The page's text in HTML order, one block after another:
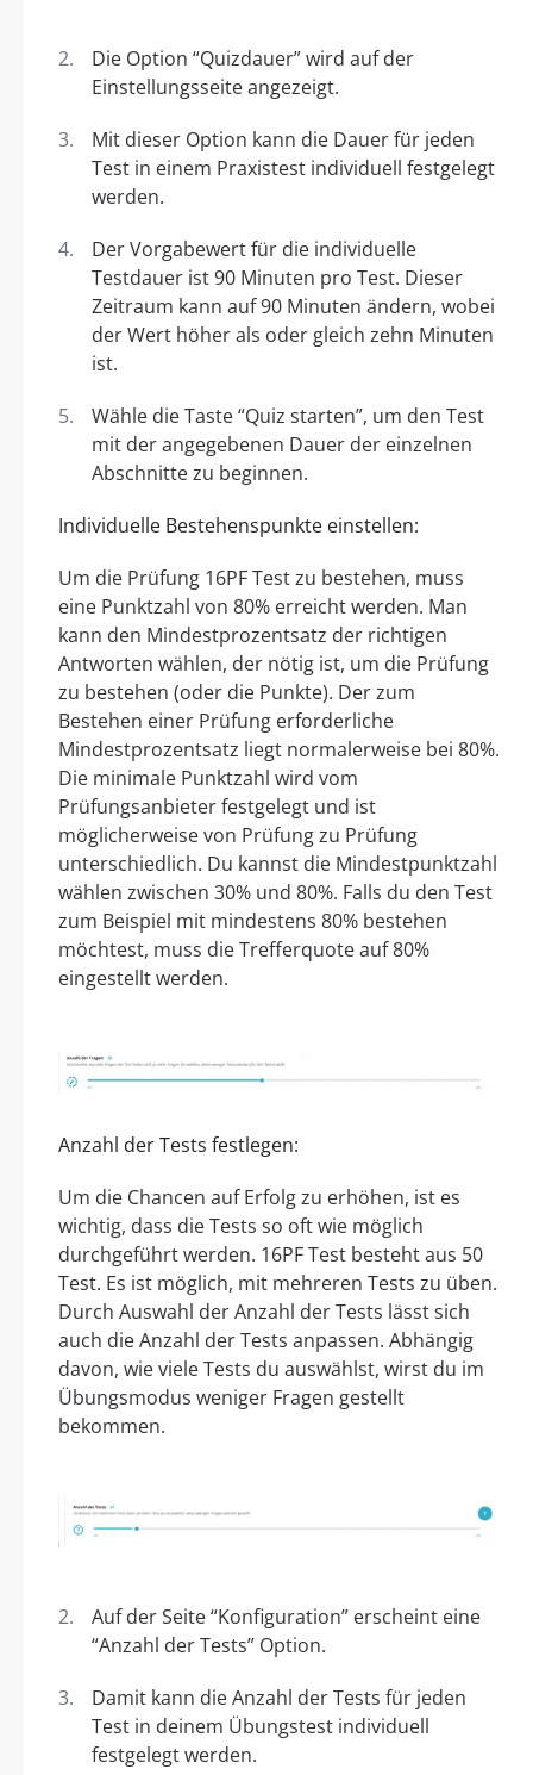
Die Option “Quizdauer” wird auf der
Einstellungsseite angezeigt.
Mit dieser Option kann die Dauer für jeden
Test in einem Praxistest individuell festgelegt
werden.
Der Vorgabewert für die individuelle
Testdauer ist 90 Minuten pro Test. Dieser
Zeitraum kann auf 90 Minuten ändern, wobei
der Wert höher als oder gleich zehn Minuten
ist.
Wähle die Taste “Quiz starten”, um den Test
mit der angegebenen Dauer der einzelnen
Abschnitte zu beginnen.
Individuelle Bestehenspunkte einstellen:
Um die Prüfung 16PF Test zu bestehen, muss
eine Punktzahl von 80% erreicht werden. Man
kann den Mindestprozentsatz der richtigen
Antworten wählen, der nötig ist, um die Prüfung
zu bestehen (oder die Punkte). Der zum
Bestehen einer Prüfung erforderliche
Mindestprozentsatz liegt normalerweise bei 80%.
Die minimale Punktzahl wird vom
Prüfungsanbieter festgelegt und ist
möglicherweise von Prüfung zu Prüfung
unterschiedlich. Du kannst die Mindestpunktzahl
wählen zwischen 30% und 80%. Falls du den Test
zum Beispiel mit mindestens 80% bestehen
möchtest, muss die Trefferquote auf 80%
eingestellt werden.
Anzahl der Tests festlegen:
Um die Chancen auf Erfolg zu erhöhen, ist es
wichtig, dass die Tests so oft wie möglich
durchgeführt werden. 16PF Test besteht aus 50
Test. Es ist möglich, mit mehreren Tests zu üben.
Durch Auswahl der Anzahl der Tests lässt sich
auch die Anzahl der Tests anpassen. Abhängig
davon, wie viele Tests du auswählst, wirst du im
Übungsmodus weniger Fragen gestellt
bekommen.
Auf der Seite “Konfiguration” erscheint eine
“Anzahl der Tests” Option.
Damit kann die Anzahl der Tests für jeden
Test in deinem Übungstest individuell
festgelegt werden.